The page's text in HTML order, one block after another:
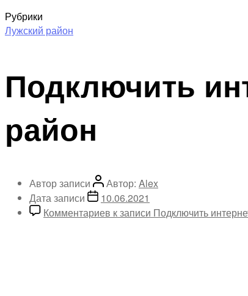
Рубрики
Лужский район
Подключить
район
Автор записи Автор: Alex
Дата записи
10.06.2021
Комментариев к записи Подключить